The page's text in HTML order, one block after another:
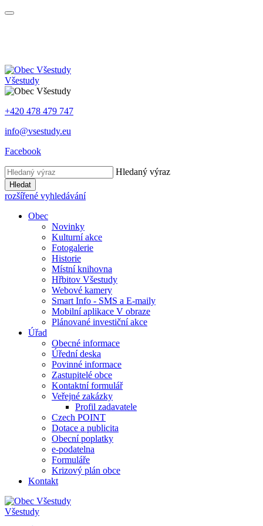
Všestudy
+420 478 479 747
info@vsestudy.eu
Facebook
Hledaný výraz
Hledat
rozšířené vyhledávání
Obec
Novinky
Kulturní akce
Fotogalerie
Historie
Místní knihovna
Hřbitov Všestudy
Webové kamery
Smart Info - SMS a E-maily
Mobilní aplikace V obraze
Plánované investiční akce
Úřad
Obecné informace
Úřední deska
Povinné informace
Zastupitelé obce
Kontaktní formulář
Veřejné zakázky
Profil zadavatele
Czech POINT
Dotace a publicita
Obecní poplatky
e-podatelna
Formuláře
Krizový plán obce
Kontakt
Všestudy